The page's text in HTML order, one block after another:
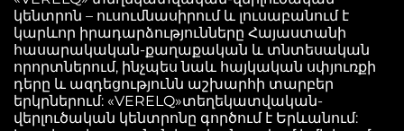
կենտրոն – ուսումնասիրում և լուսաբանում է
կարևոր իրադարձությունները Հայաստանի
հասարակական-քաղաքական և տնտեսական
որորտներում, ինչպես նաև հայկական սփյուռքի
դերը և ազդեցությունն աշխարհի տարբեր
երկրներում: «VERELQ»տեղեկատվական-
վերլուծական կենտրոնը գործում է Երևանում: